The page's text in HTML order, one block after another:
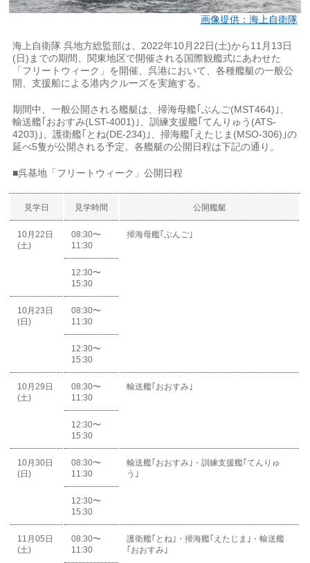
画像提供：海上自衛隊
海上自衛隊 呉地方総監部は、2022年10月22日(土)から11月13日
(日)までの期間、関東地区で開催される国際観艦式にあわせた
「フリートウィーク」を開催、呉港において、各種艦艇の一般公
開、支援船による港内クルーズを実施する。
期間中、一般公開される艦艇は、掃海母艦｢ぶんご(MST464)｣、
輸送艦｢おおすみ(LST-4001)｣、訓練支援艦｢てんりゅう(ATS-
4203)｣、護衛艦｢とね(DE-234)｣、掃海艦｢えたじま(MSO-306)｣の
延べ5隻が公開される予定。各艦艇の公開日程は下記の通り。
■呉基地「フリートウィーク」公開日程
見学日 見学時間 公開艦艇
10月22日
(土)
08:30〜
11:30
掃海母艦｢ぶんご｣
12:30〜
15:30
10月23日
(日)
08:30〜
11:30
12:30〜
15:30
10月29日
(土)
08:30〜
11:30
輸送艦｢おおすみ｣
12:30〜
15:30
10月30日
(日)
08:30〜
11:30
輸送艦｢おおすみ｣・訓練支援艦｢てんりゅ
う｣
12:30〜
15:30
11月05日
(土)
08:30〜
11:30
護衛艦｢とね｣・掃海艦｢えたじま｣・輸送艦
｢おおすみ｣